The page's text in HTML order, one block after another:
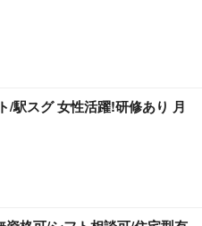
/駅スグ 女性活躍!研修あり 月